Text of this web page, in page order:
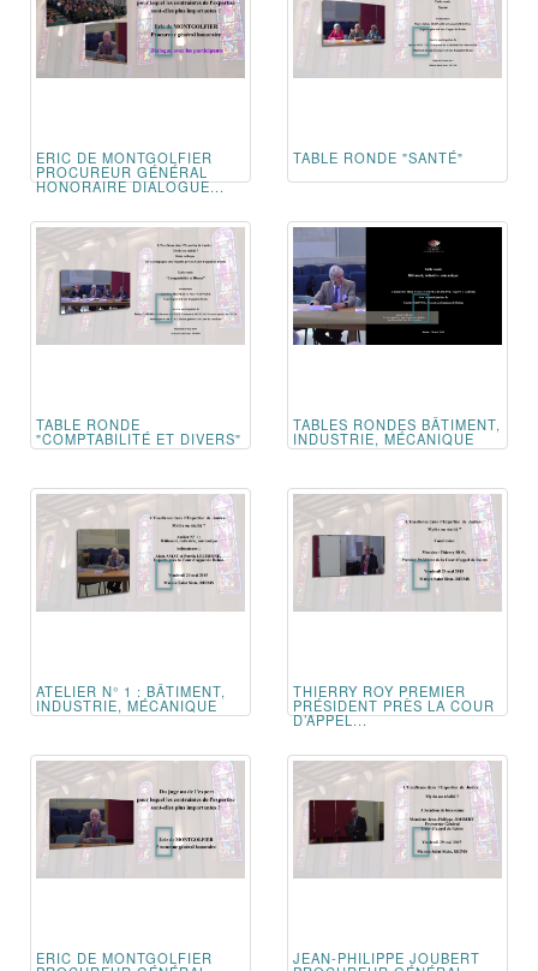
ERIC DE MONTGOLFIER
PROCUREUR GÉNÉRAL
HONORAIRE DIALOGUE...
TABLE RONDE "SANTÉ"
TABLE RONDE
"COMPTABILITÉ ET DIVERS"
TABLES RONDES BÂTIMENT,
INDUSTRIE, MÉCANIQUE
ATELIER N° 1 : BÂTIMENT,
INDUSTRIE, MÉCANIQUE
THIERRY ROY PREMIER
PRÉSIDENT PRÈS LA COUR
D’APPEL...
ERIC DE MONTGOLFIER JEAN-PHILIPPE JOUBERT